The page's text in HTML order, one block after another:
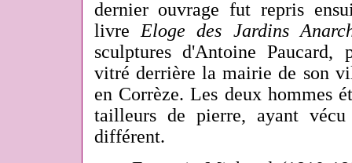
dernier ouvrage fut repris
livre Eloge des Jardins
sculptures d'Antoine Paucard,
vitré derrière la mairie de son
en Corrèze. Les deux hommes
tailleurs de pierre, ayant
différent.